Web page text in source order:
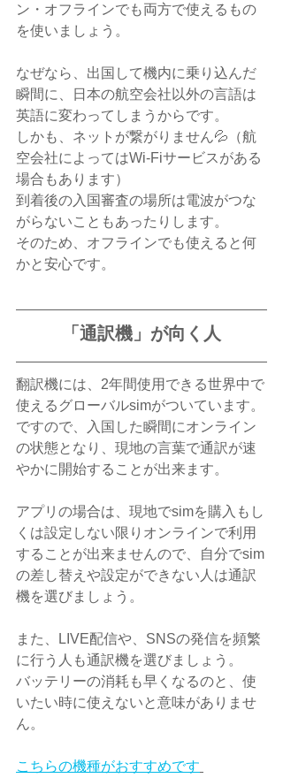
ン・オフラインでも両方で使えるもの
を使いましょう。
なぜなら、出国して機内に乗り込んだ
瞬間に、日本の航空会社以外の言語は
英語に変わってしまうからです。
しかも、ネットが繋がりません💦（航
空会社によってはWi-Fiサービスがある
場合もあります）
到着後の入国審査の場所は電波がつな
がらないこともあったりします。
そのため、オフラインでも使えると何
かと安心です。
「通訳機」が向く人
翻訳機には、2年間使用できる世界中で
使えるグローバルsimがついています。
ですので、入国した瞬間にオンライン
の状態となり、現地の言葉で通訳が速
やかに開始することが出来ます。
アプリの場合は、現地でsimを購入もし
くは設定しない限りオンラインで利用
することが出来ませんので、自分でsim
の差し替えや設定ができない人は通訳
機を選びましょう。
また、LIVE配信や、SNSの発信を頻繁
に行う人も通訳機を選びましょう。
バッテリーの消耗も早くなるのと、使
いたい時に使えないと意味がありませ
ん。
こちらの機種がおすすめです